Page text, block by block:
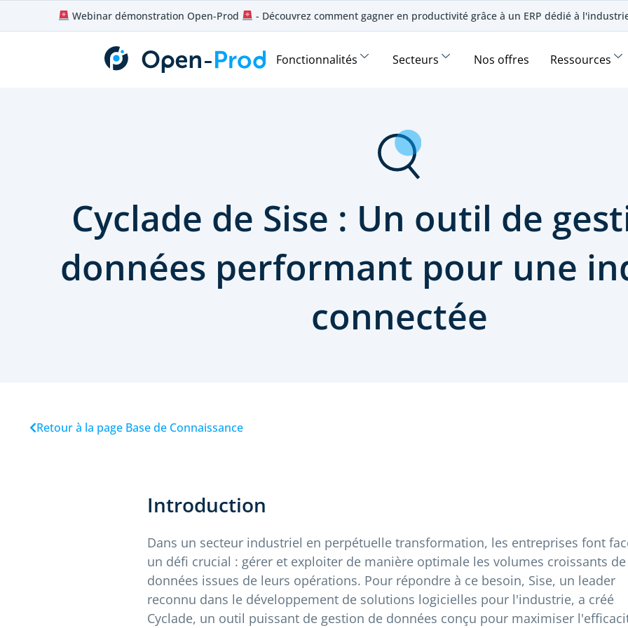
Webinar démonstration Open-Prod - Découvrez comment gagner en productivité grâce à un ERP dédié à
Fonctionnalités Secteurs Nos offres Ressources
Cyclade de Sise : Un outil de
données performant pour une
connectée
Retour à la page Base de Connaissance
Introduction
Dans un secteur industriel en perpétuelle transformation, les entreprises font
un défi crucial : gérer et exploiter de manière optimale les volumes croissants de
données issues de leurs opérations. Pour répondre à ce besoin, Sise, un leader
reconnu dans le développement de solutions logicielles pour l'industrie, a créé
Cyclade, un outil puissant de gestion de données conçu pour maximiser